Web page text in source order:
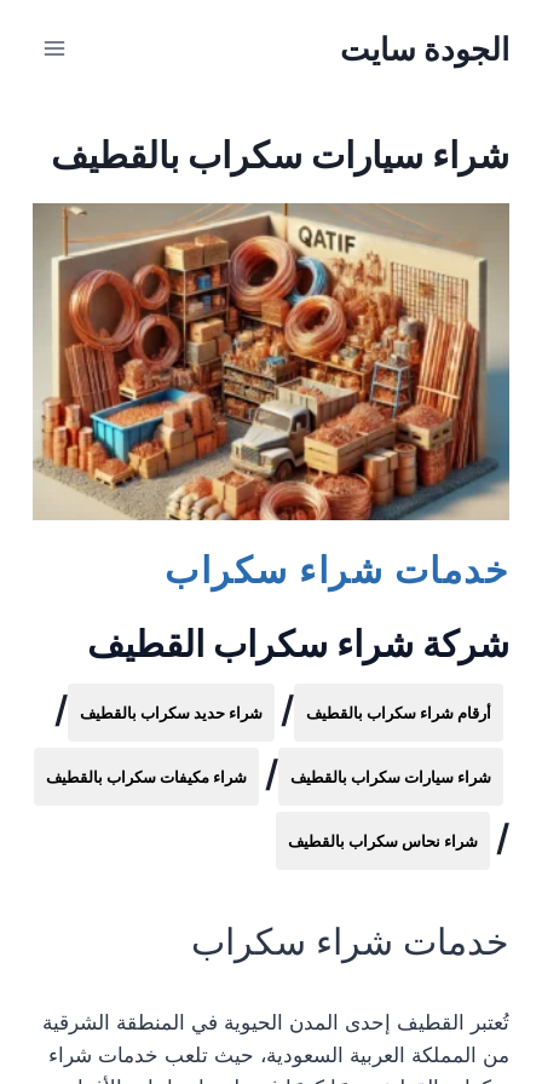
الجودة سايت
شراء سيارات سكراب بالقطيف
خدمات شراء سكراب
شركة شراء سكراب القطيف
أرقام شراء سكراب بالقطيف / شراء حديد سكراب بالقطيف /
شراء سيارات سكراب بالقطيف / شراء مكيفات سكراب بالقطيف
/ شراء نحاس سكراب بالقطيف
خدمات شراء سكراب
تُعتبر القطيف إحدى المدن الحيوية في المنطقة الشرقية
من المملكة العربية السعودية، حيث تلعب خدمات شراء